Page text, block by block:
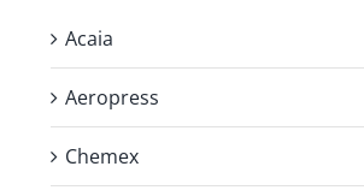
Acaia
Aeropress
Chemex